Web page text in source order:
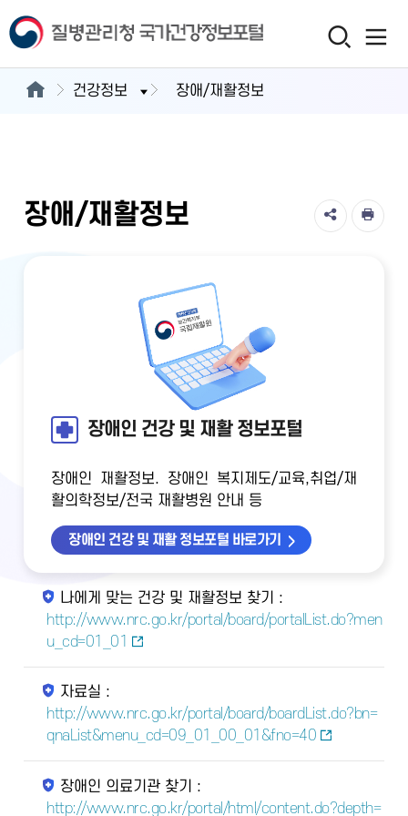
건강정보 장애/재활정보
장애/재활정보
장애인 건강 및 재활 정보포털
장애인 재활정보. 장애인 복지제도/교육,취업/재
활의학정보/전국 재활병원 안내 등
장애인 건강 및 재활 정보포털 바로가기
나에게 맞는 건강 및 재활정보 찾기 :
http://www.nrc.go.kr/portal/board/portalList.do?men
u_cd=01_01
자료실 :
http://www.nrc.go.kr/portal/board/boardList.do?bn=
qnaList&menu_cd=09_01_00_01&fno=40
장애인 의료기관 찾기 :
http://www.nrc.go.kr/portal/html/content.do?depth=